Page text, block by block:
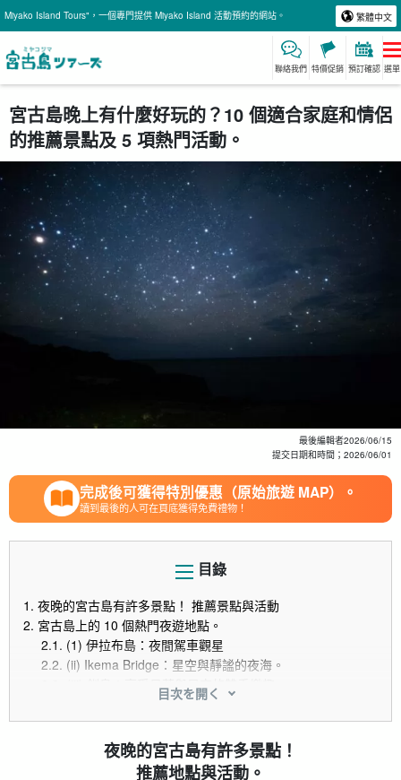
Miyako Island Tours"，一個專門提供 Miyako Island 活動預約的網站。 繁體中文
聯絡我們 特價促銷 預訂確認 選單
宮古島晚上有什麼好玩的？10 個適合家庭和情侶
的推薦景點及 5 項熱門活動。
最後編輯者2026/06/15
提交日期和時間； 2026/06/01
完成後可獲得特別優惠（原始旅遊 MAP）。
讀到最後的人可在頁底獲得免費禮物！
目錄
1. 夜晚的宮古島有許多景點！ 推薦景點與活動
2. 宮古島上的 10 個熱門夜遊地點。
2.1. (1) 伊拉布島：夜間駕車觀星
2.2. (ii) Ikema Bridge：星空與靜謐的夜海。
(iii) 釧島：享受日落與星空的雙重樂趣
4) 東平奈崎：入選日本百景之一的夜景。
2.5.(5) 天鵝角 (Swan Cape)：位於伊拉布島 (Irabu Island)
上的一個洞穴。
(vi) Painagama 海灘：靠近市中心的海灘。
目次を開く
夜晚的宮古島有許多景點！
推薦地點與活動。